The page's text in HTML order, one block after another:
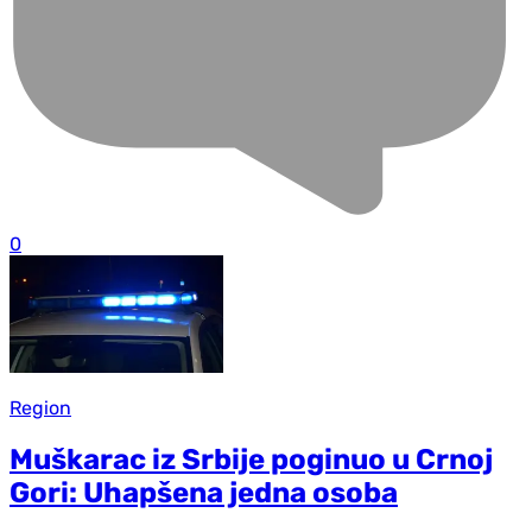
0
Region
Muškarac iz Srbije poginuo u Crnoj
Gori: Uhapšena jedna osoba